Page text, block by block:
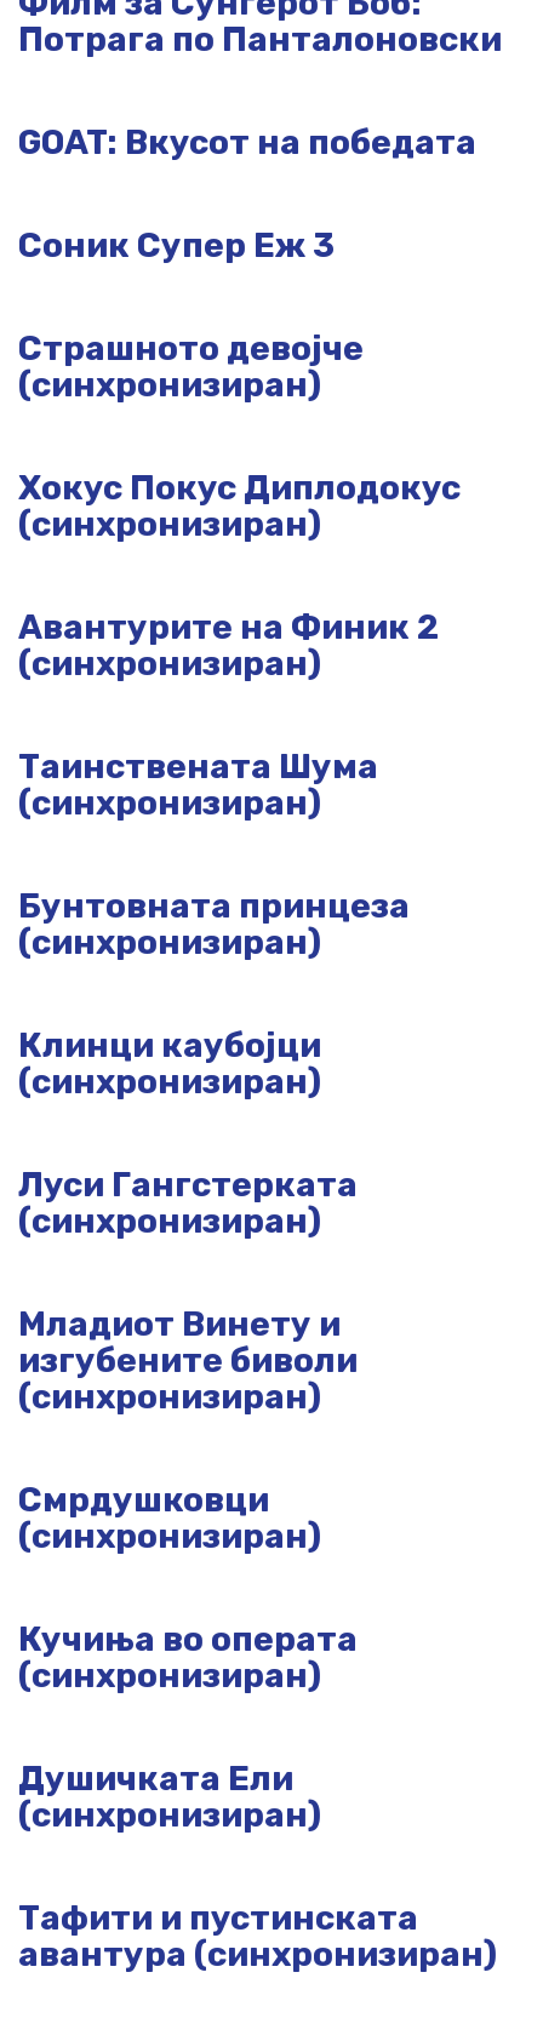
Потрага по Панталоновски
GOAT: Вкусот на победата
Соник Супер Еж 3
Страшното девојче
(синхронизиран)
Хокус Покус Диплодокус
(синхронизиран)
Авантурите на Финик 2
(синхронизиран)
Таинствената Шума
(синхронизиран)
Бунтовната принцеза
(синхронизиран)
Клинци каубојци
(синхронизиран)
Луси Гангстерката
(синхронизиран)
Младиот Винету и
изгубените биволи
(синхронизиран)
Смрдушковци
(синхронизиран)
Кучиња во операта
(синхронизиран)
Душичката Ели
(синхронизиран)
Тафити и пустинската
авантура (синхронизиран)